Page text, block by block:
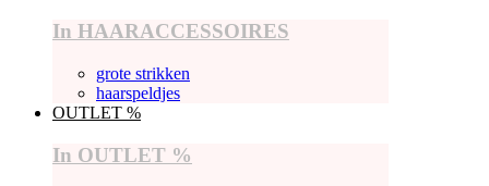
In HAARACCESSOIRES
grote strikken
haarspeldjes
OUTLET %
In OUTLET %